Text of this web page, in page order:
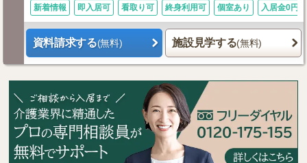
新着情報 即入居可 看取り可 終身利用可 個室あり 入居金0円
資料請求する(無料) 施設見学する(無料)